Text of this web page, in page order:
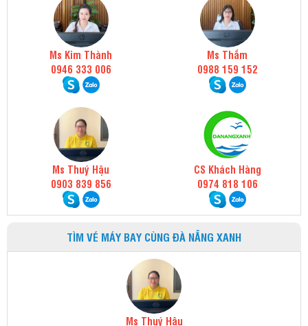
Ms Kim Thành
0946 333 006
Ms Thắm
0988 159 152
Ms Thuý Hậu
0903 839 856
CS Khách Hàng
0974 818 106
TÌM VÉ MÁY BAY CÙNG ĐÀ NẴNG XANH
Ms Thuý Hậu